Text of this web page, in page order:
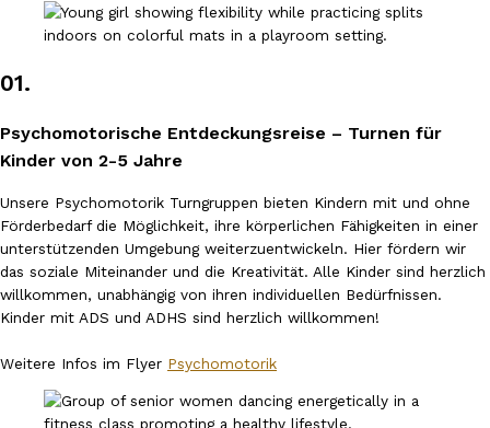
01.
Psychomotorische Entdeckungsreise – Turnen für
Kinder von 2-5 Jahre
Unsere Psychomotorik Turngruppen bieten Kindern mit und ohne
Förderbedarf die Möglichkeit, ihre körperlichen Fähigkeiten in einer
unterstützenden Umgebung weiterzuentwickeln. Hier fördern wir
das soziale Miteinander und die Kreativität. Alle Kinder sind herzlich
willkommen, unabhängig von ihren individuellen Bedürfnissen.
Kinder mit ADS und ADHS sind herzlich willkommen!
Weitere Infos im Flyer Psychomotorik